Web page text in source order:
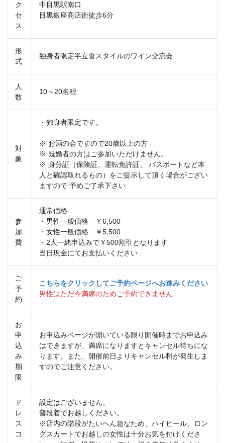
ク
セ
ス
中目黒駅南口
目黒銀座商店街徒歩6分
形
式
独身者限定半立食スタイルのワイン交流会
人
数
10～20名程
対
象
・独身者限定です。
※ お酒の会ですので20歳以上の方
※ 既婚者の方はご参加いただけません。
※ 身分証（保険証、運転免許証、 パスポートなど本
人と確認取れるもの）をご提示して頂く場合がござい
ますので 予めご了承下さい
参
加
費
通常価格
・男性一般価格 ￥6,500
・女性一般価格 ￥5,500
・2人一緒申込みで￥500割引となります
当日現金にてお支払いください
ご
予
約
こちらをクリックしてご予約ページへお進みください
男性はただ今満席のためご予約できません
お
申
込
み
期
限
お申込みページが開いている限り開催時までお申込み
はできますが、満席になりますとキャンセル待ちにな
ります。また、開催前日よりキャンセル料が発生しま
すのでご注意ください。
ド
レ
ス
コ
設定はございません。
普段着でお越しください。
※店内の階段がたいへん急なため、ハイヒール、ロン
グスカートでお越しの女性は十分お気を付けくださ